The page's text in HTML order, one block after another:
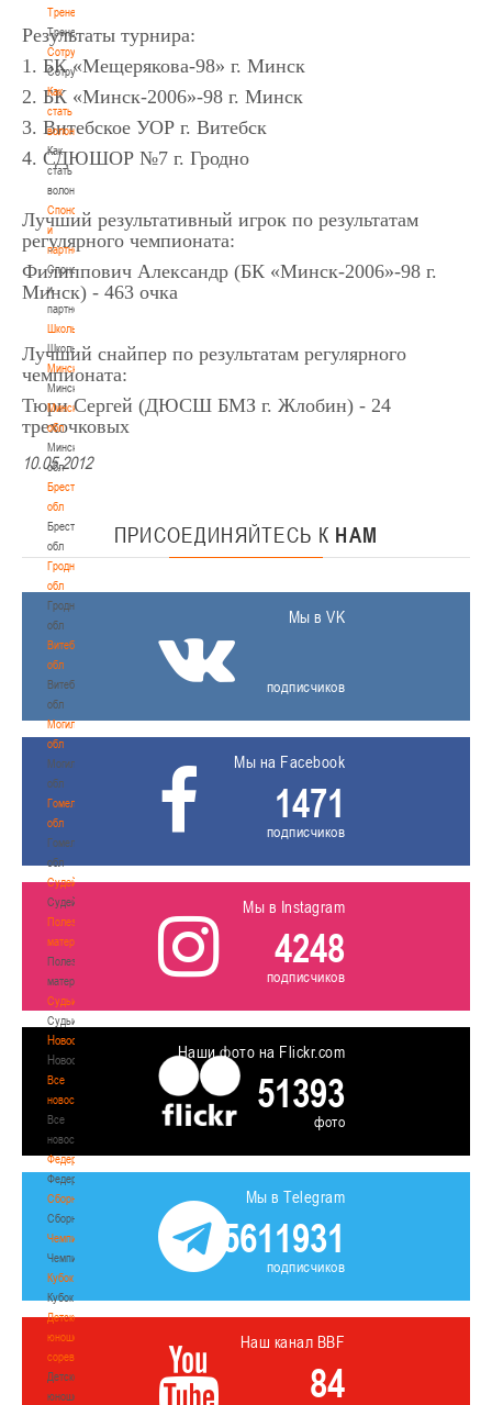
Тренерам
Тренерам
Сотрудничество
Сотрудничество
Как
стать
волонтером
Как
стать
волонтером
Спонсоры
и
партнеры
Спонсоры
и
партнеры
Школы
Школы
Минск
Минск
Минская
обл
Минская
обл
Брестская
обл
Брестская
обл
Гродненская
обл
Гродненская
обл
Витебская
обл
Витебская
обл
Могилевская
обл
Могилевская
обл
Гомельская
обл
Гомельская
обл
Судейство
Судейство
Полезные
материалы
Полезные
материалы
Судьи
Судьи
Новости
Новости
Все
новости
Все
новости
Федерация
Федерация
Сборные
Сборные
Чемпионат
Чемпионат
Кубок
Кубок
Детско-
юношеские
соревнования
Детско-
юношеские
Результаты турнира:
1. БК «Мещерякова-98» г. Минск
2. БК «Минск-2006»-98 г. Минск
3. Витебское УОР г. Витебск
4. СДЮШОР №7 г. Гродно
Лучший результативный игрок по результатам
регулярного чемпионата:
Филиппович Александр (БК «Минск-2006»-98 г.
Минск) - 463 очка
Лучший снайпер по результатам регулярного
чемпионата:
Тюри Сергей (ДЮСШ БМЗ г. Жлобин) - 24
трехочковых
10.05.2012
ПРИСОЕДИНЯЙТЕСЬ К НАМ
Мы в VK
подписчиков
Мы на Facebook
1471
подписчиков
Мы в Instagram
4248
подписчиков
Наши фото на Flickr.com
51393
фото
Мы в Telegram
5611931
подписчиков
Наш канал BBF
84